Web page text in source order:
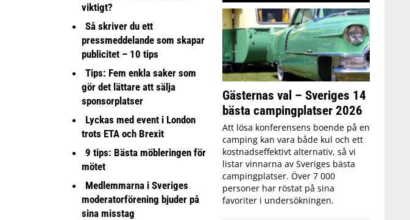
viktigt?
Så skriver du ett
pressmeddelande som skapar
publicitet – 10 tips
Tips: Fem enkla saker som
gör det lättare att sälja
sponsorplatser
Lyckas med event i London
trots ETA och Brexit
9 tips: Bästa möbleringen för
mötet
Medlemmarna i Sveriges
moderatorförening bjuder på
sina misstag
Gästernas val – Sveriges 14
bästa campingplatser 2026
Att lösa konferensens boende på en
camping kan vara både kul och ett
kostnadseffektivt alternativ, så vi
listar vinnarna av Sveriges bästa
campingplatser. Över 7 000
personer har röstat på sina
favoriter i undersökningen.